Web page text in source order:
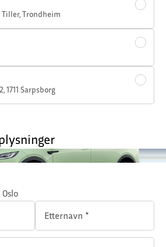
Tiller, Trondheim
, 1711 Sarpsborg
Etternavn *